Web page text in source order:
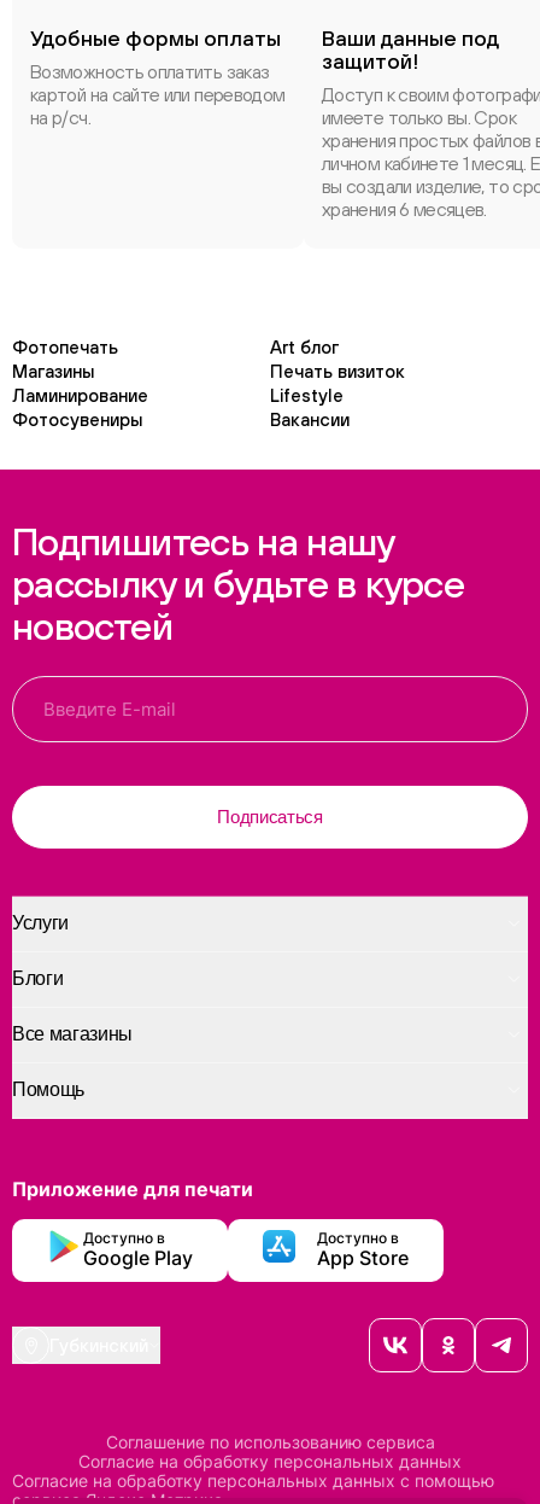
Удобные формы оплаты
Возможность оплатить заказ
картой на сайте или переводом
на р/сч.
Ваши данные под
защитой!
Доступ к своим
имеете только вы. Срок
хранения простых файлов
личном кабинете 1 месяц.
вы создали изделие, то
хранения 6 месяцев.
Фотопечать
Art блог
Магазины
Печать визиток
Ламинирование
Lifestyle
Фотосувениры
Вакансии
Подпишитесь на нашу
рассылку и будьте в курсе
новостей
Подписаться
Услуги
Помощь
Блоги
Все магазины
Приложение для печати
Доступно в
Google Play
Доступно в
App Store
Соглашение по использованию сервиса
Согласие на обработку персональных данных
Согласие на обработку персональных данных с помощью
сервиса Яндекс Метрика